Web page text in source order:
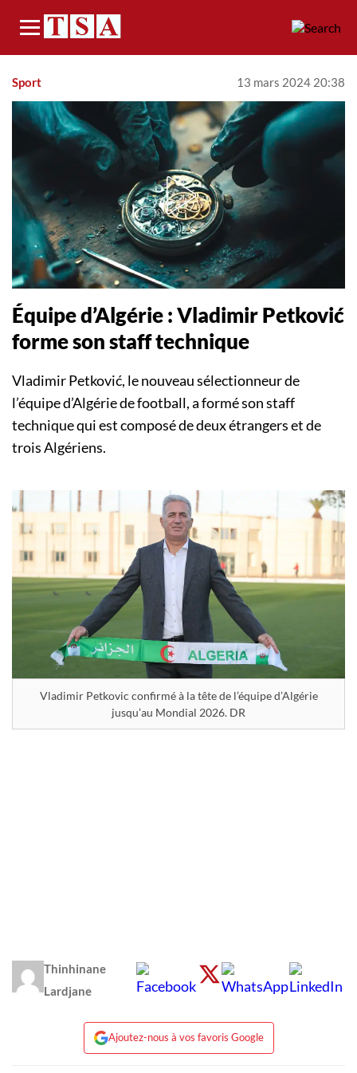
Menu
Sport 13 mars 2024 20:38
Équipe d’Algérie : Vladimir Petković
forme son staff technique
Vladimir Petković, le nouveau sélectionneur de
l’équipe d’Algérie de football, a formé son staff
technique qui est composé de deux étrangers et de
trois Algériens.
Vladimir Petkovic confirmé à la tête de l’équipe d’Algérie
jusqu’au Mondial 2026. DR
Thinhinane
Lardjane
Ajoutez-nous à vos favoris Google